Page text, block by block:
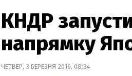
КНДР
напрямку
ЧЕТВЕР, 3 БЕРЕЗНЯ 2016, 08:34